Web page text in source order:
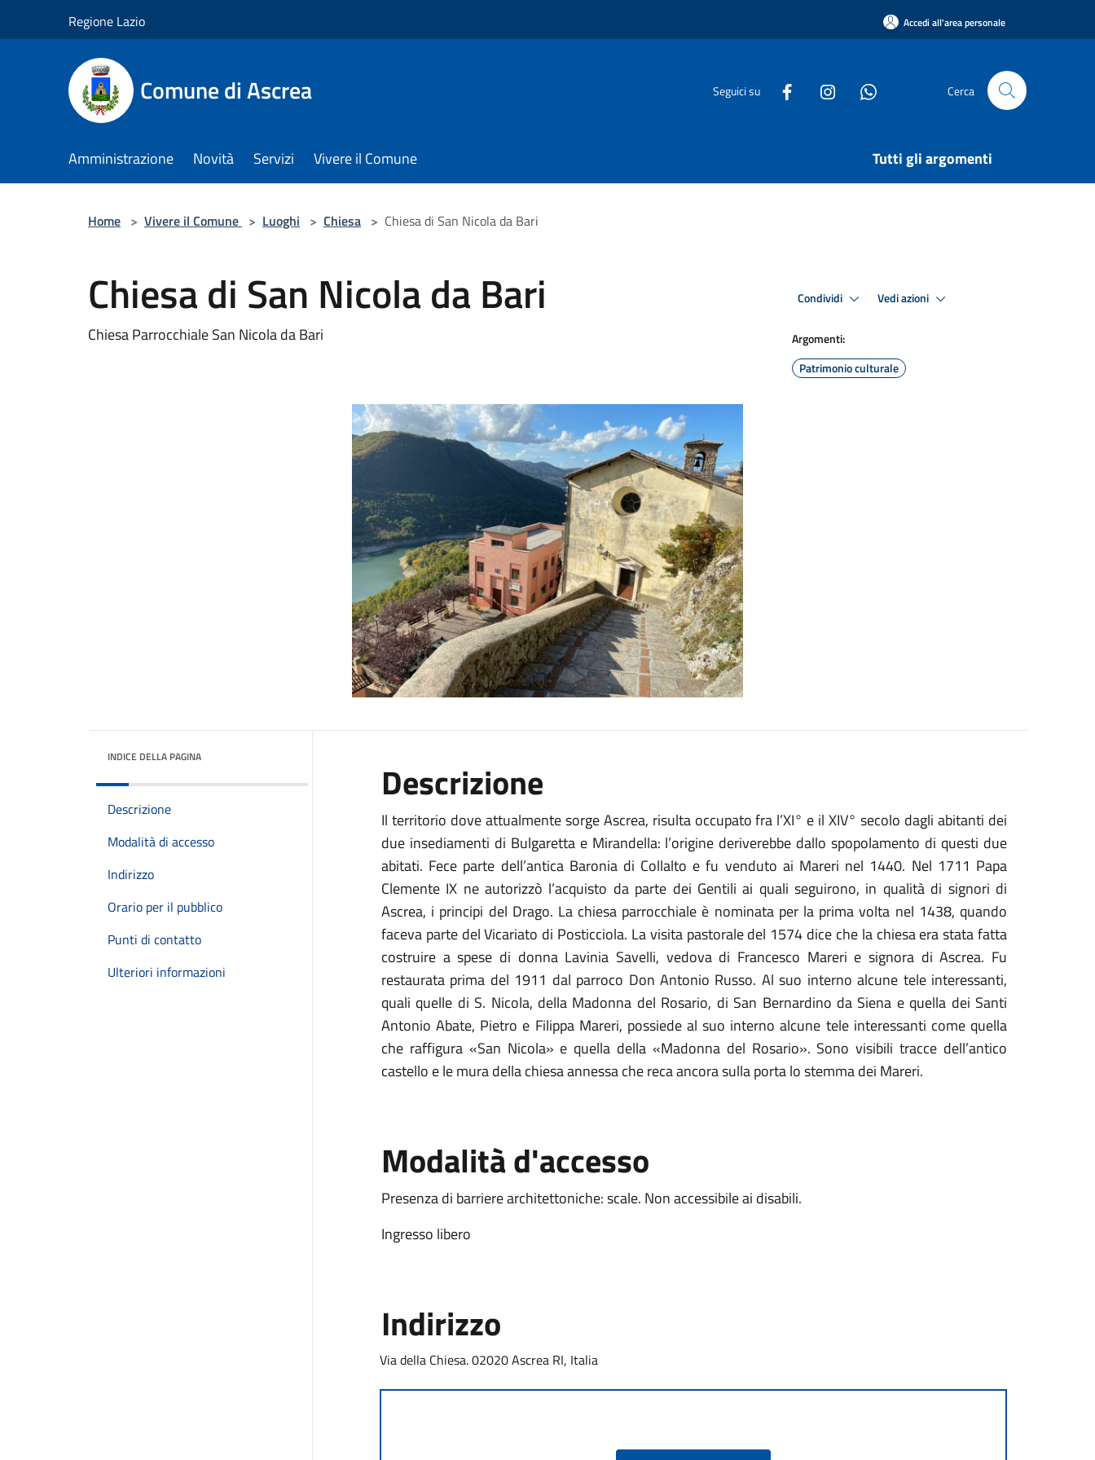
Regione Lazio Accedi all'area personale
Comune di Ascrea Seguici su Cerca
Amministrazione Novità Servizi Vivere il Comune Tutti gli argomenti
Home > Vivere il Comune > Luoghi > Chiesa > Chiesa di San Nicola da Bari
Chiesa di San Nicola da Bari
Chiesa Parrocchiale San Nicola da Bari
Condividi Vedi azioni
Argomenti:
Patrimonio culturale
INDICE DELLA PAGINA
Descrizione
Modalità di accesso
Indirizzo
Orario per il pubblico
Punti di contatto
Ulteriori informazioni
Descrizione
Il territorio dove attualmente sorge Ascrea, risulta occupato fra l’XI° e il XIV° secolo dagli abitanti dei
due insediamenti di Bulgaretta e Mirandella: l’origine deriverebbe dallo spopolamento di questi due
abitati. Fece parte dell’antica Baronia di Collalto e fu venduto ai Mareri nel 1440. Nel 1711 Papa
Clemente IX ne autorizzò l’acquisto da parte dei Gentili ai quali seguirono, in qualità di signori di
Ascrea, i principi del Drago. La chiesa parrocchiale è nominata per la prima volta nel 1438, quando
faceva parte del Vicariato di Posticciola. La visita pastorale del 1574 dice che la chiesa era stata fatta
costruire a spese di donna Lavinia Savelli, vedova di Francesco Mareri e signora di Ascrea. Fu
restaurata prima del 1911 dal parroco Don Antonio Russo. Al suo interno alcune tele interessanti,
quali quelle di S. Nicola, della Madonna del Rosario, di San Bernardino da Siena e quella dei Santi
Antonio Abate, Pietro e Filippa Mareri, possiede al suo interno alcune tele interessanti come quella
che raffigura «San Nicola» e quella della «Madonna del Rosario». Sono visibili tracce dell’antico
castello e le mura della chiesa annessa che reca ancora sulla porta lo stemma dei Mareri.
Modalità d'accesso
Presenza di barriere architettoniche: scale. Non accessibile ai disabili.
Ingresso libero
Indirizzo
Via della Chiesa. 02020 Ascrea RI, Italia